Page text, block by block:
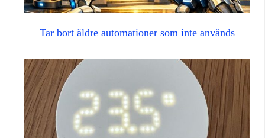
Tar bort äldre automationer som inte används